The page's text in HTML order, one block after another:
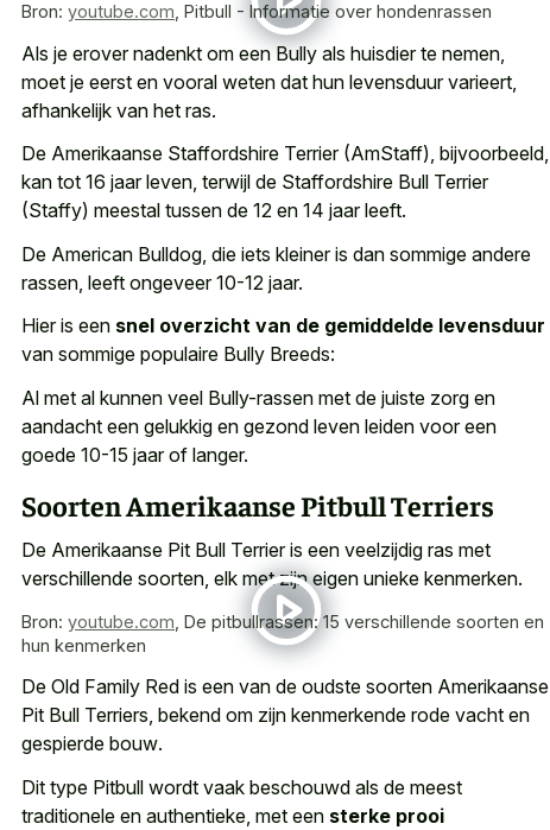
Bron: youtube.com Pitbull - Informatie over hondenrassen
Als je erover nadenkt om een Bully als huisdier te nemen,
moet je eerst en vooral weten dat hun levensduur varieert,
afhankelijk van het ras.
De Amerikaanse Staffordshire Terrier (AmStaff), bijvoorbeeld,
kan tot 16 jaar leven, terwijl de Staffordshire Bull Terrier
(Staffy) meestal tussen de 12 en 14 jaar leeft.
De American Bulldog, die iets kleiner is dan sommige andere
rassen, leeft ongeveer 10-12 jaar.
Hier is een snel overzicht van de gemiddelde levensduur
van sommige populaire Bully Breeds:
Al met al kunnen veel Bully-rassen met de juiste zorg en
aandacht een gelukkig en gezond leven leiden voor een
goede 10-15 jaarof langer.
Soorten Amerikaanse Pitbull Terriers
De Amerikaanse Pit Bull Terrier is een veelzijdig ras met
verschillende soorten , elk met zijn eigen unieke kenmerken.
Bron: youtube.com De pitbullrassen: 15 verschillende soorten en
hun kenmerken
De Old Family Red is een van de oudste soorten Amerikaanse
Pit Bull Terriers, bekend om zijn kenmerkende rode vacht en
gespierde bouw.
Dit type Pitbull wordt vaak beschouwd als de meest
traditionele en authentieke, met een sterke prooi